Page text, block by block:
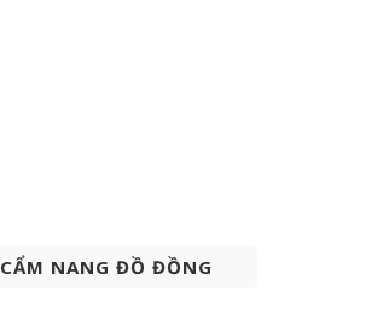
CẨM NANG ĐỒ ĐỒNG